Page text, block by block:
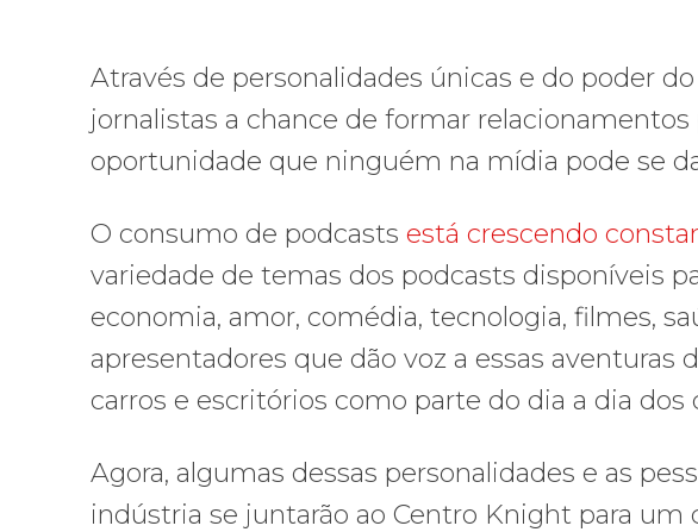
Através de personalidades únicas e do poder
jornalistas a chance de formar
oportunidade que ninguém na mídia pode se
O consumo de podcasts está crescendo
variedade de temas dos podcasts disponíveis
economia, amor, comédia, tecnologia, filmes,
apresentadores que dão voz a essas aventuras
carros e escritórios como parte do dia a dia dos
Agora, algumas dessas personalidades e as
indústria se juntarão ao Centro Knight para